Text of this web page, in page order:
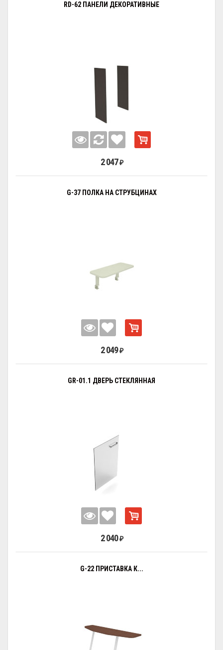
RD-62 ПАНЕЛИ ДЕКОРАТИВНЫЕ
2 047 ₽
G-37 ПОЛКА НА СТРУБЦИНАХ
2 049 ₽
GR-01.1 ДВЕРЬ СТЕКЛЯННАЯ
2 040 ₽
G-22 ПРИСТАВКА К...